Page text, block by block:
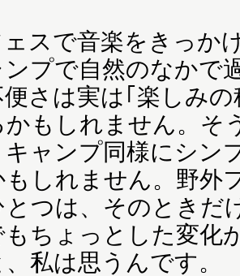
スで音楽をきっか
プで自然のなかで
さは実は｢楽しみ
かもしれません。そ
キャンプ同様にシン
もしれません。野外
とつは、そのときだ
ちょっとした変化
私は思うんです。